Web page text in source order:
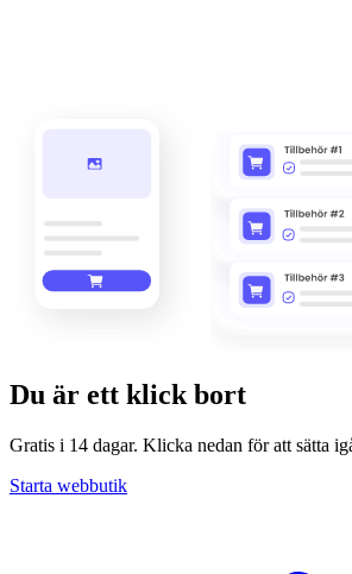
Du är ett klick bort
Gratis i 14 dagar. Klicka nedan för att sätta
Starta webbutik